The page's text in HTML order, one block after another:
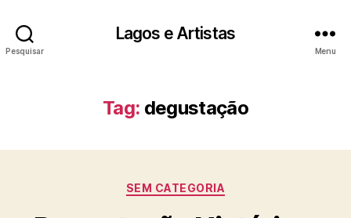
Pesquisar
Lagos e Artistas
Menu
Tag: degustação
Categorias
SEM CATEGORIA